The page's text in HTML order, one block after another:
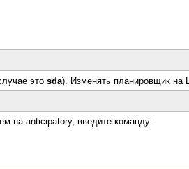
это sda). Изменять планировщик на
на anticipatory, введите команду: